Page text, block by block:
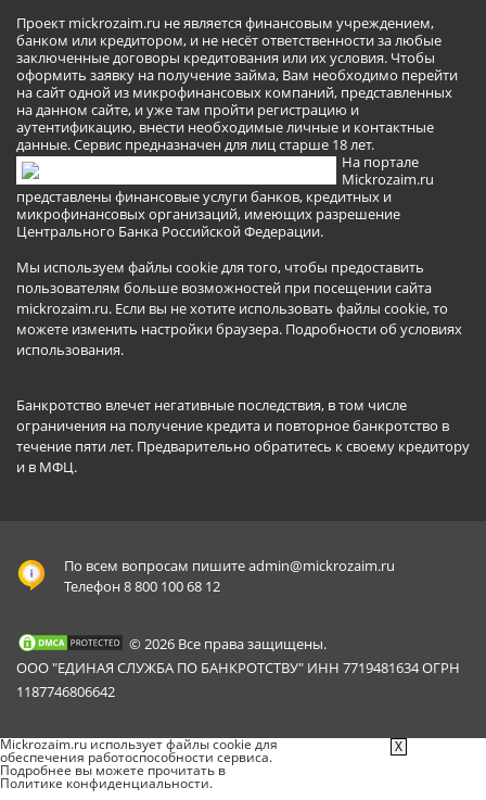
Проект mickrozaim.ru не является финансовым учреждением,
банком или кредитором, и не несёт ответственности за любые
заключенные договоры кредитования или их условия. Чтобы
оформить заявку на получение займа, Вам необходимо перейти
на сайт одной из микрофинансовых компаний, представленных
на данном сайте, и уже там пройти регистрацию и
аутентификацию, внести необходимые личные и контактные
данные. Сервис предназначен для лиц старше 18 лет.
На портале
Mickrozaim.ru
представлены финансовые услуги банков, кредитных и
микрофинансовых организаций, имеющих разрешение
Центрального Банка Российской Федерации.
Мы используем файлы cookie для того, чтобы предоставить
пользователям больше возможностей при посещении сайта
mickrozaim.ru. Если вы не хотите использовать файлы cookie, то
можете изменить настройки браузера. Подробности об условиях
использования.
Банкротство влечет негативные последствия, в том числе
ограничения на получение кредита и повторное банкротство в
течение пяти лет. Предварительно обратитесь к своему кредитору
и в МФЦ.
По всем вопросам пишитеadmin@mickrozaim.ru
Телефон 8 800 100 68 12
© 2026 Все права защищены.
ООО "ЕДИНАЯ СЛУЖБА ПО БАНКРОТСТВУ" ИНН 7719481634 ОГРН
1187746806642
Mickrozaim.ru использует файлы cookie для
обеспечения работоспособности сервиса.
Подробнее вы можете прочитать в
Политике конфиденциальности.
X